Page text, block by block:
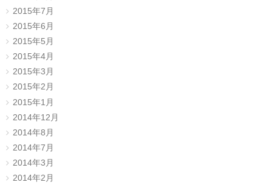
2015年7月
2015年6月
2015年5月
2015年4月
2015年3月
2015年2月
2015年1月
2014年12月
2014年8月
2014年7月
2014年3月
2014年2月